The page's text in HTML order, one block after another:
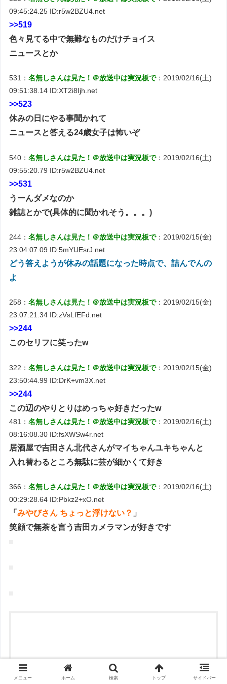
09:45:24.25 ID:r5w2BZU4.net
>>519
色々見てる中で無難なものだけチョイス
ニュースとか
531：名無しさんは見た！＠放送中は実況板で：2019/02/16(土)
09:51:38.14 ID:XT2i8Ijh.net
>>523
休みの日にやる事聞かれて
ニュースと答える24歳女子は怖いぞ
540：名無しさんは見た！＠放送中は実況板で：2019/02/16(土)
09:55:20.79 ID:r5w2BZU4.net
>>531
うーんダメなのか
雑誌とかで(具体的に聞かれそう。。。)
244：名無しさんは見た！＠放送中は実況板で：2019/02/15(金)
23:04:07.09 ID:5mYUEsrJ.net
どう答えようが休みの話題になった時点で、詰んでんの
よ
258：名無しさんは見た！＠放送中は実況板で：2019/02/15(金)
23:07:21.34 ID:zVsLfEFd.net
>>244
このセリフに笑ったw
322：名無しさんは見た！＠放送中は実況板で：2019/02/15(金)
23:50:44.99 ID:DrK+vm3X.net
>>244
この辺のやりとりはめっちゃ好きだったw
481：名無しさんは見た！＠放送中は実況板で：2019/02/16(土)
08:16:08.30 ID:fsXWSw4r.net
居酒屋で吉田さん北代さんがマイちゃんユキちゃんと
入れ替わるところ無駄に芸が細かくて好き
366：名無しさんは見た！＠放送中は実況板で：2019/02/16(土)
00:29:28.64 ID:Pbkz2+xO.net
「みやびさん ちょっと浮けない？ 」
笑顔で無茶を言う吉田カメラマンが好きです
メニュー ホーム 検索 トップ サイドバー